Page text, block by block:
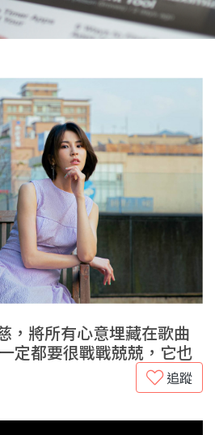
，將所有心意埋藏在歌曲
定都要很戰戰兢兢，它也
追蹤